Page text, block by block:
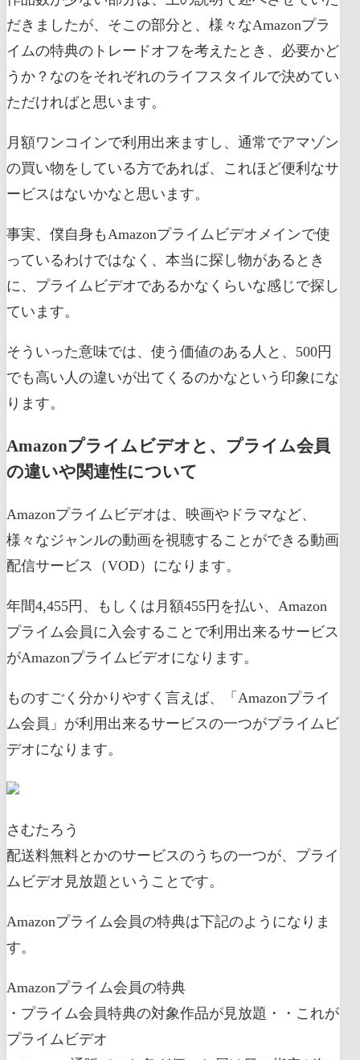
だきましたが、そこの部分と、様々なAmazonプラ
イムの特典のトレードオフを考えたとき、必要かど
うか？なのをそれぞれのライフスタイルで決めてい
ただければと思います。
月額ワンコインで利用出来ますし、通常でアマゾン
の買い物をしている方であれば、これほど便利なサ
ービスはないかなと思います。
事実、僕自身もAmazonプライムビデオメインで使
っているわけではなく、本当に探し物があるとき
に、プライムビデオであるかなくらいな感じで探し
ています。
そういった意味では、使う価値のある人と、500円
でも高い人の違いが出てくるのかなという印象にな
ります。
Amazonプライムビデオと、プライム会員
の違いや関連性について
Amazonプライムビデオは、映画やドラマなど、
様々なジャンルの動画を視聴することができる動画
配信サービス（VOD）になります。
年間4,455円、もしくは月額455円を払い、Amazon
プライム会員に入会することで利用出来るサービス
がAmazonプライムビデオになります。
ものすごく分かりやすく言えば、「Amazonプライ
ム会員」が利用出来るサービスの一つがプライムビ
デオになります。
さむたろう
配送料無料とかのサービスのうちの一つが、プライ
ムビデオ見放題ということです。
Amazonプライム会員の特典は下記のようになりま
す。
Amazonプライム会員の特典
・プライム会員特典の対象作品が見放題・・これが
プライムビデオ